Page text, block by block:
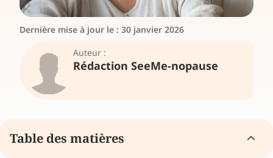
Dernière mise à jour le : 30 janvier 2026
Auteur :
Rédaction SeeMe-nopause
Table des matières